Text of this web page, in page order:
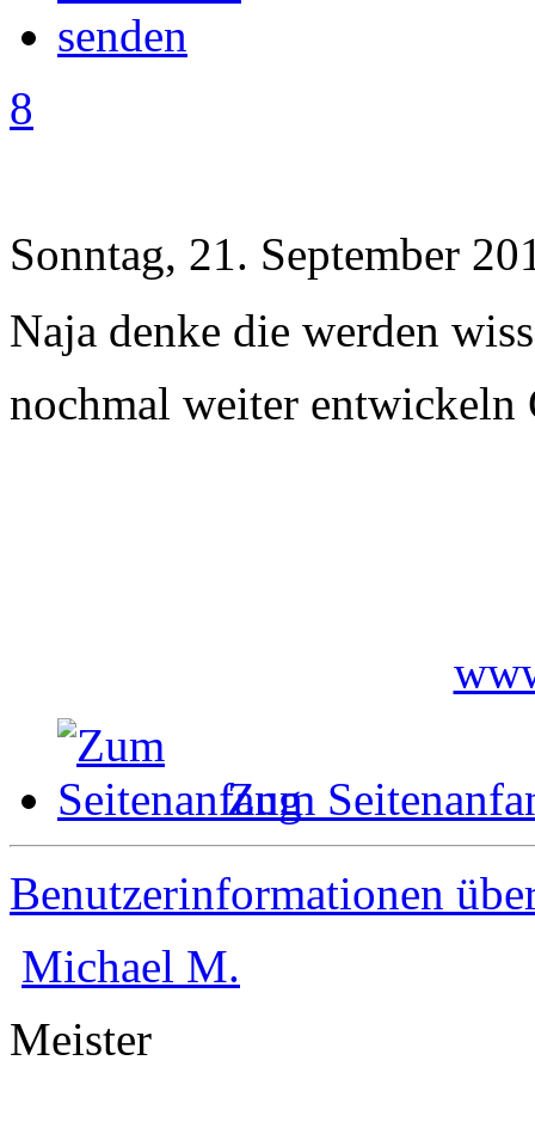
8
Sonntag, 21. September
Naja denke die werden
nochmal weiter
Zum
Benutzerinformationen
Michael M.
Meister